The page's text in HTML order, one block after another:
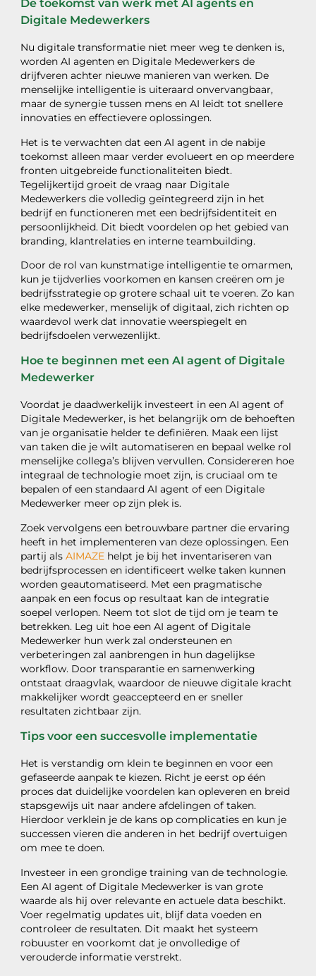
De toekomst van werk met AI agents en
Digitale Medewerkers
Nu digitale transformatie niet meer weg te denken is,
worden AI agenten en Digitale Medewerkers de
drijfveren achter nieuwe manieren van werken. De
menselijke intelligentie is uiteraard onvervangbaar,
maar de synergie tussen mens en AI leidt tot snellere
innovaties en effectievere oplossingen.
Het is te verwachten dat een AI agent in de nabije
toekomst alleen maar verder evolueert en op meerdere
fronten uitgebreide functionaliteiten biedt.
Tegelijkertijd groeit de vraag naar Digitale
Medewerkers die volledig geïntegreerd zijn in het
bedrijf en functioneren met een bedrijfsidentiteit en
persoonlijkheid. Dit biedt voordelen op het gebied van
branding, klantrelaties en interne teambuilding.
Door de rol van kunstmatige intelligentie te omarmen,
kun je tijdverlies voorkomen en kansen creëren om je
bedrijfsstrategie op grotere schaal uit te voeren. Zo kan
elke medewerker, menselijk of digitaal, zich richten op
waardevol werk dat innovatie weerspiegelt en
bedrijfsdoelen verwezenlijkt.
Hoe te beginnen met een AI agent of Digitale
Medewerker
Voordat je daadwerkelijk investeert in een AI agent of
Digitale Medewerker, is het belangrijk om de behoeften
van je organisatie helder te definiëren. Maak een lijst
van taken die je wilt automatiseren en bepaal welke rol
menselijke collega’s blijven vervullen. Considereren hoe
integraal de technologie moet zijn, is cruciaal om te
bepalen of een standaard AI agent of een Digitale
Medewerker meer op zijn plek is.
Zoek vervolgens een betrouwbare partner die ervaring
heeft in het implementeren van deze oplossingen. Een
partij alsAIMAZE helpt je bij het inventariseren van
bedrijfsprocessen en identificeert welke taken kunnen
worden geautomatiseerd. Met een pragmatische
aanpak en een focus op resultaat kan de integratie
soepel verlopen. Neem tot slot de tijd om je team te
betrekken. Leg uit hoe een AI agent of Digitale
Medewerker hun werk zal ondersteunen en
verbeteringen zal aanbrengen in hun dagelijkse
workflow. Door transparantie en samenwerking
ontstaat draagvlak, waardoor de nieuwe digitale kracht
makkelijker wordt geaccepteerd en er sneller
resultaten zichtbaar zijn.
Tips voor een succesvolle implementatie
Het is verstandig om klein te beginnen en voor een
gefaseerde aanpak te kiezen. Richt je eerst op één
proces dat duidelijke voordelen kan opleveren en breid
stapsgewijs uit naar andere afdelingen of taken.
Hierdoor verklein je de kans op complicaties en kun je
successen vieren die anderen in het bedrijf overtuigen
om mee te doen.
Investeer in een grondige training van de technologie.
Een AI agent of Digitale Medewerker is van grote
waarde als hij over relevante en actuele data beschikt.
Voer regelmatig updates uit, blijf data voeden en
controleer de resultaten. Dit maakt het systeem
robuuster en voorkomt dat je onvolledige of
verouderde informatie verstrekt.